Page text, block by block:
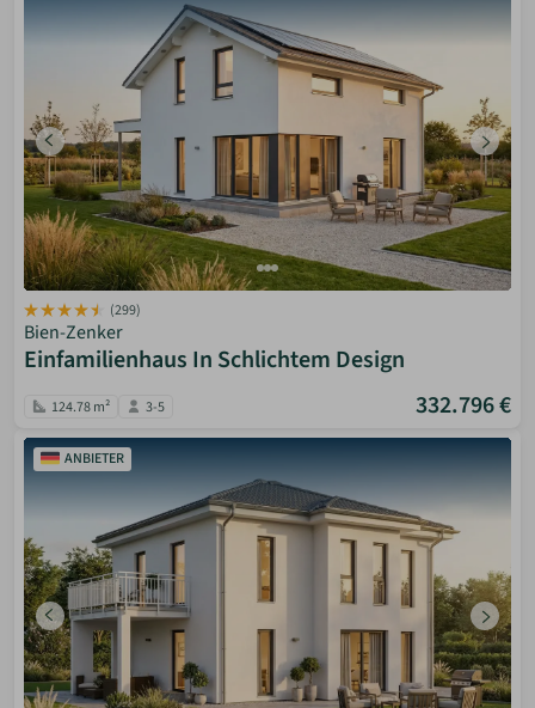
(299)
Bien-Zenker
Einfamilienhaus In Schlichtem Design
124.78 m² 3-5 332.796 €
ANBIETER